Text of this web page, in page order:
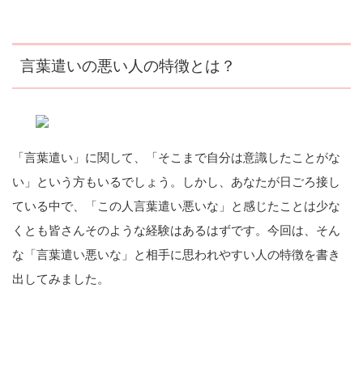
言葉遣いの悪い人の特徴とは？
「言葉遣い」に関して、「そこまで自分は意識したことがな
い」という方もいるでしょう。しかし、あなたが日ごろ接し
ている中で、「この人言葉遣い悪いな」と感じたことは少な
くとも皆さんそのような経験はあるはずです。今回は、そん
な「言葉遣い悪いな」と相手に思われやすい人の特徴を書き
出してみました。